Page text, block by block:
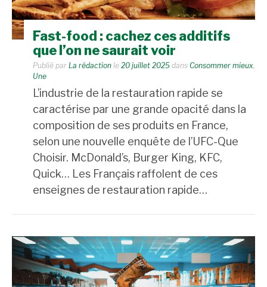
Fast-food : cachez ces additifs
que l’on ne saurait voir
Publié par La rédaction le 20 juillet 2025 dans Consommer mieux,
Une
L’industrie de la restauration rapide se
caractérise par une grande opacité dans la
composition de ses produits en France,
selon une nouvelle enquête de l’UFC-Que
Choisir. McDonald’s, Burger King, KFC,
Quick… Les Français raffolent de ces
enseignes de restauration rapide…